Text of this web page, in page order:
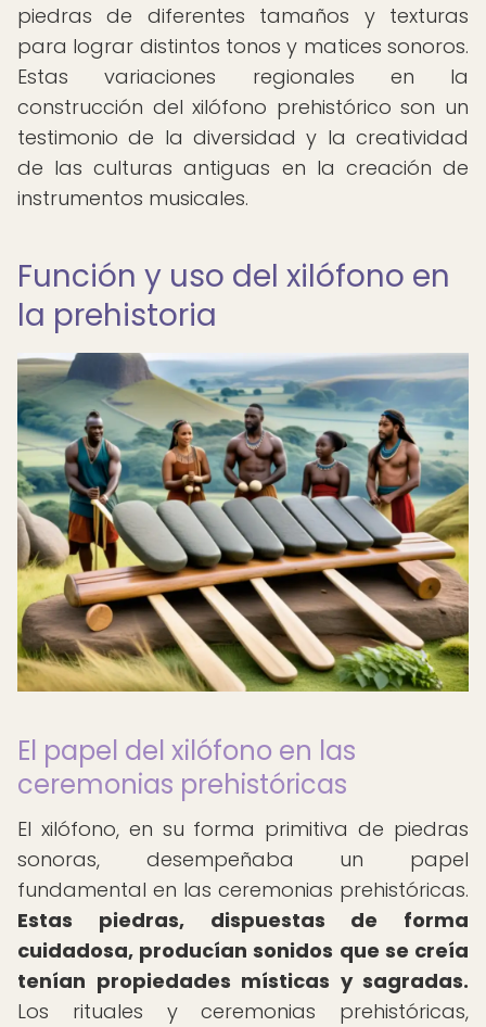
piedras de diferentes tamaños y texturas
para lograr distintos tonos y matices sonoros.
Estas variaciones regionales en la
construcción del xilófono prehistórico son un
testimonio de la diversidad y la creatividad
de las culturas antiguas en la creación de
instrumentos musicales.
Función y uso del xilófono en
la prehistoria
El papel del xilófono en las
ceremonias prehistóricas
El xilófono, en su forma primitiva de piedras
sonoras, desempeñaba un papel
fundamental en las ceremonias prehistóricas.
Estas piedras, dispuestas de forma
cuidadosa, producían sonidos que se creía
tenían propiedades místicas y sagradas.
Los rituales y ceremonias prehistóricas,